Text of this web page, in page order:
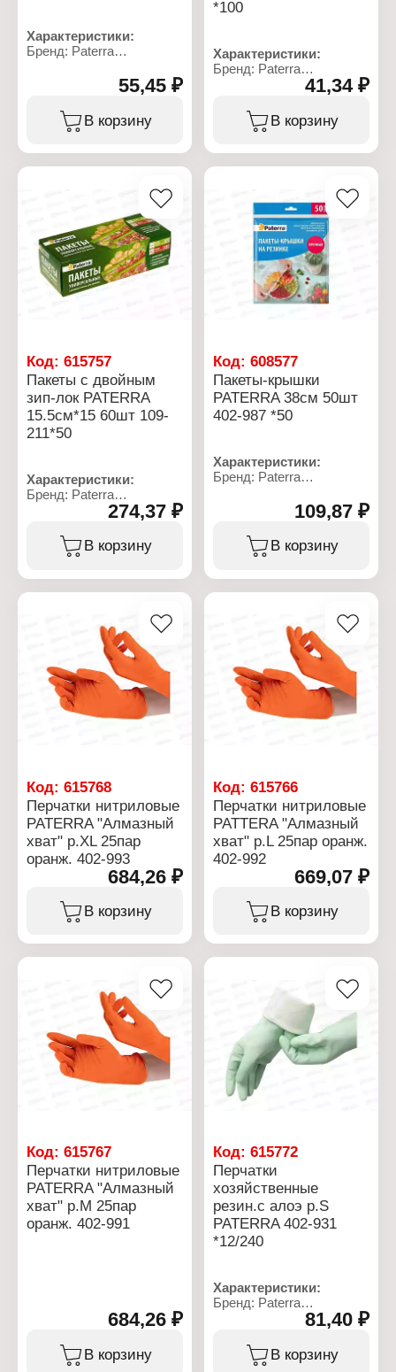
Характеристики:
Бренд: Paterra
Тип товара: Пакеты
Назначение: для льда
Форма ячеек: крупные
шарики
завязками
Количество ячеек в
Количество пакетов: 12
Размер пакета: 28х13 см
Материал: полиэтилен
Толщина: 18 мкм
55,45 ₽
В корзину
*100
Характеристики:
Бренд: Paterra
Артикул: 109-191
Тип товара: Пакеты
Назначение: для
завтраков
Материал: пищевой
полиэтилен
Толщина: 13 мкм
Цвет: прозрачный
Упаковка: рулон
41,34 ₽
В корзину
Код: 615757
Пакеты с двойным
зип-лок PATERRA
15.5см*15 60шт 109-
211*50
Характеристики:
Бренд: Paterra
Артикул: 109-211
Тип товара: Пакеты
Дизайн пакетов: "Яблоко,
авокадо"
Материал: полиэтилен
Количество: 60 шт
Особенность:
многоразовые
Температура
использования: до -40 С
274,37 ₽
В корзину
Код:608577
Пакеты-крышки
PATERRA 38см 50шт
402-987 *50
Характеристики:
Бренд: Paterra
Тип товара: Пакеты
Вариация: крышки
Конструкция: на двойной
резинке
хранения продуктов
Особенность: прочные
Количество: 50 шт
Диаметр посуды: до 28
Использование в СВЧ:
Материал: полиэтилен
Цвет: прозрачный
109,87 ₽
В корзину
Код: 615768
Перчатки нитриловые
PATERRA "Алмазный
хват" р.ХL 25пар
оранж. 402-993
684,26 ₽
В корзину
Код:615766
Перчатки нитриловые
PATTERA "Алмазный
хват" р.L 25пар оранж.
402-992
669,07 ₽
В корзину
Код: 615767
Перчатки нитриловые
PATERRA "Алмазный
хват" р.M 25пар
оранж. 402-991
684,26 ₽
В корзину
Код:615772
Перчатки
хозяйственные
резин.с алоэ р.S
PATERRA 402-931
*12/240
Характеристики:
Бренд: Paterra
Артикул: 402-931
Тип товара: Перчатки
Назначение:
хозяйственные
81,40 ₽
В корзину